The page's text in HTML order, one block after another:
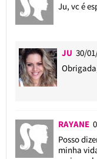
Ju, vc é
JU 30/
RAYANE
Posso
minha